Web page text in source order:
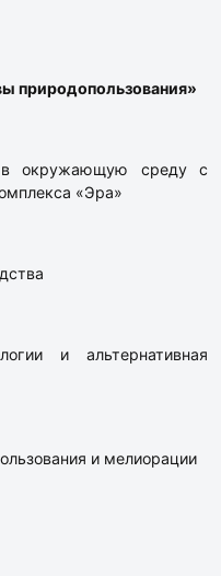
природопользования»
в окружающую среду с
«Эра»
и альтернативная
и мелиорации